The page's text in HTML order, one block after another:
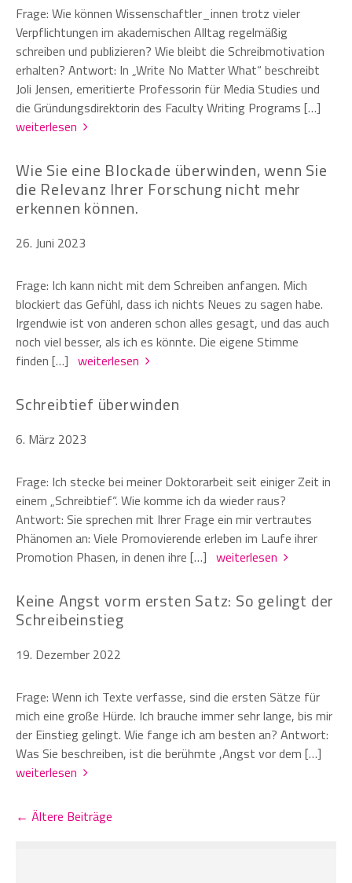
Frage: Wie können Wissenschaftler_innen trotz vieler
Verpflichtungen im akademischen Alltag regelmäßig
schreiben und publizieren? Wie bleibt die Schreibmotivation
erhalten? Antwort: In „Write No Matter What“ beschreibt
Joli Jensen, emeritierte Professorin für Media Studies und
die Gründungsdirektorin des Faculty Writing Programs […]
weiterlesen
Wie Sie eine Blockade überwinden, wenn Sie
die Relevanz Ihrer Forschung nicht mehr
erkennen können.
26. Juni 2023
Frage: Ich kann nicht mit dem Schreiben anfangen. Mich
blockiert das Gefühl, dass ich nichts Neues zu sagen habe.
Irgendwie ist von anderen schon alles gesagt, und das auch
noch viel besser, als ich es könnte. Die eigene Stimme
finden […] weiterlesen
Schreibtief überwinden
6. März 2023
Frage: Ich stecke bei meiner Doktorarbeit seit einiger Zeit in
einem „Schreibtief“. Wie komme ich da wieder raus?
Antwort: Sie sprechen mit Ihrer Frage ein mir vertrautes
Phänomen an: Viele Promovierende erleben im Laufe ihrer
Promotion Phasen, in denen ihre […] weiterlesen
Keine Angst vorm ersten Satz: So gelingt der
Schreibeinstieg
19. Dezember 2022
Frage: Wenn ich Texte verfasse, sind die ersten Sätze für
mich eine große Hürde. Ich brauche immer sehr lange, bis mir
der Einstieg gelingt. Wie fange ich am besten an? Antwort:
Was Sie beschreiben, ist die berühmte ,Angst vor dem […]
weiterlesen
← Ältere Beiträge